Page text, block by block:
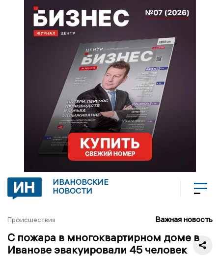
ИВАНОВСКИЕ
НОВОСТИ
Происшествия Важная новость
С пожара в многоквартирном доме в
Иванове эвакуировали 45 человек